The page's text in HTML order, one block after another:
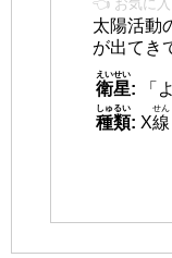
👈 お気に入
太陽活動
が出てき
衛星
えいせい
:
「
種類
しゅるい
: X線
せん